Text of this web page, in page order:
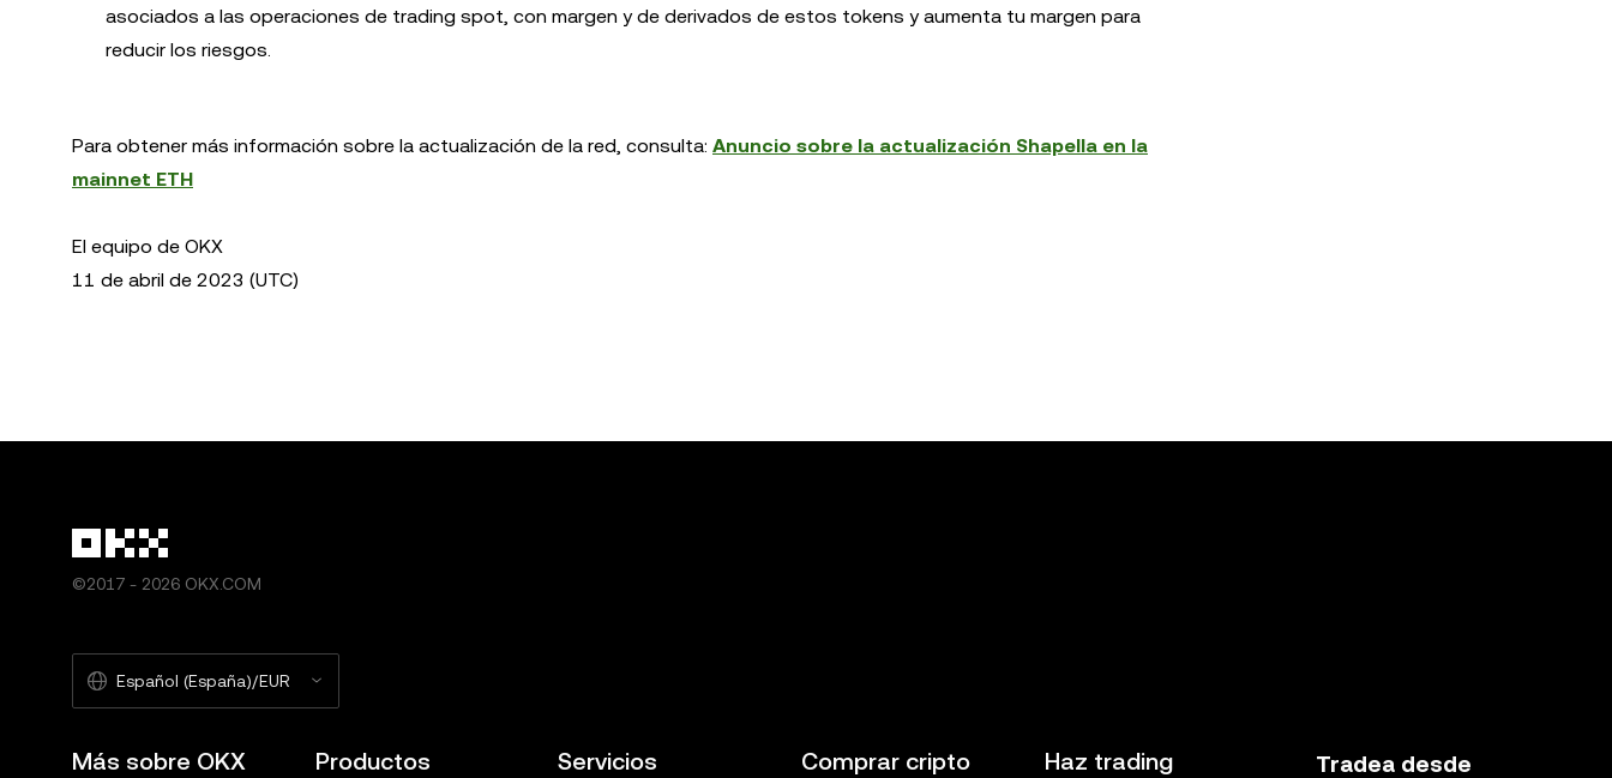
asociados a las operaciones de trading spot, con margen y de derivados de estos tokens y aumenta tu margen para
reducir los riesgos.
Para obtener más información sobre la actualización de la red, consulta: Anuncio sobre la actualización Shapella en la
mainnet ETH
El equipo de OKX
11 de abril de 2023 (UTC)
©2017 - 2026 OKX.COM
Español (España)/EUR
Más sobre OKX Productos Servicios Comprar cripto Haz trading
Tradea desde